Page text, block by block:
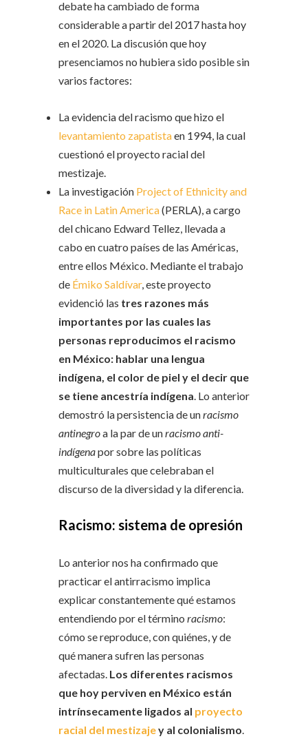
debate ha cambiado de forma
considerable a partir del 2017 hasta hoy
en el 2020. La discusión que hoy
presenciamos no hubiera sido posible sin
varios factores:
La evidencia del racismo que hizo el
levantamiento zapatistaen 1994, la cual
cuestionó el proyecto racial del
mestizaje.
La investigación Project of Ethnicity and
Race in Latin America(PERLA), a cargo
del chicano Edward Tellez, llevada a
cabo en cuatro países de las Américas,
entre ellos México. Mediante el trabajo
de Émiko Saldívar, este proyecto
evidenció las tres razones más
importantes por las cuales las
personas reproducimos el racismo
en México: hablar una lengua
indígena, el color de piel y el decir que
se tiene ancestría indígena. Lo anterior
demostró la persistencia de unracismo
antinegroa la par de unracismo anti-
indígenapor sobre las políticas
multiculturales que celebraban el
discurso de la diversidad y la diferencia.
Racismo: sistema de opresión
Lo anterior nos ha confirmado que
practicar el antirracismo implica
explicar constantemente qué estamos
entendiendo por el término racismo:
cómo se reproduce, con quiénes, y de
qué manera sufren las personas
afectadas. Los diferentes racismos
que hoy perviven en México están
intrínsecamente ligados al proyecto
racial del mestizajey al colonialismo.